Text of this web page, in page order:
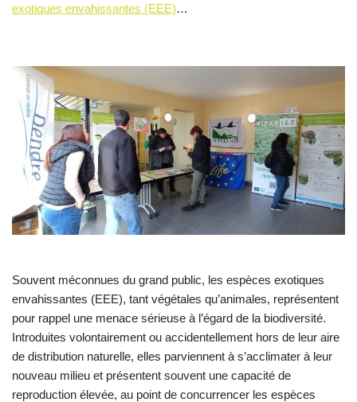
exotiques envahissantes (EEE)…
Souvent méconnues du grand public, les espèces exotiques
envahissantes (EEE), tant végétales qu’animales, représentent
pour rappel une menace sérieuse à l’égard de la biodiversité.
Introduites volontairement ou accidentellement hors de leur aire
de distribution naturelle, elles parviennent à s’acclimater à leur
nouveau milieu et présentent souvent une capacité de
reproduction élevée, au point de concurrencer les espèces